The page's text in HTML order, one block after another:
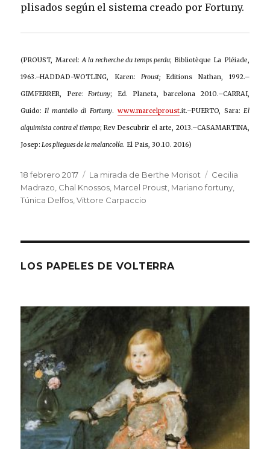
plisados según el sistema creado por Fortuny.
(PROUST, Marcel:A la recherche du temps perdu; Bibliotèque La Pléiade,
1963.–HADDAD-WOTLING, Karen: Proust;Editions Nathan, 1992.–
GIMFERRER, Pere: Fortuny; Ed. Planeta, barcelona 2010.–CARRAI,
Guido: Il mantello di Fortuny. www.marcelproust.it.–PUERTO, Sara: El
alquimista contra el tiempo; Rev Descubrir el arte, 2013.–CASAMARTINA,
Josep: Los pliegues de la melancolía. El Pais, 30.10. 2016)
Publicado
el
18 febrero 2017 Categorías
La mirada de Berthe Morisot Etiquetas
Cecilia
Madrazo, Chal Knossos, Marcel Proust, Mariano fortuny,
Túnica Delfos,Vittore Carpaccio
LOS PAPELES DE VOLTERRA